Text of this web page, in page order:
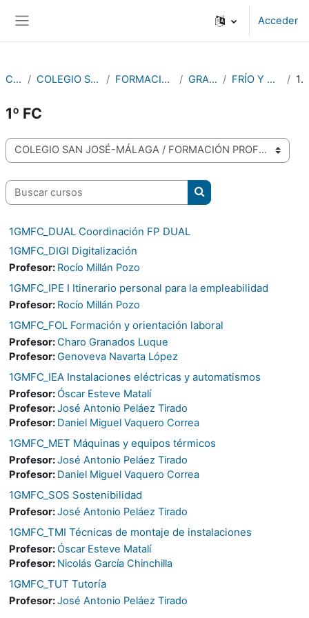
Acceder
Cursos COLEGIO SAN JOSÉ-MÁLAGA FORMACIÓN PROFESIONAL GRADO MEDIO FRÍO Y CLIMATIZACIÓN 1º FC
1º FC
Categorías
Buscar cursos
Buscar cursos
1GMFC_DUAL Coordinación FP DUAL
1GMFC_DIGI Digitalización
Profesor: Rocío Millán Pozo
1GMFC_IPE I Itinerario personal para la empleabilidad
Profesor: Rocío Millán Pozo
1GMFC_FOL Formación y orientación laboral
Profesor:Charo Granados Luque
Profesor:Genoveva Navarta López
1GMFC_IEA Instalaciones eléctricas y automatismos
Profesor:Óscar Esteve Matalí
Profesor:José Antonio Peláez Tirado
Profesor: Daniel Miguel Vaquero Correa
1GMFC_MET Máquinas y equipos térmicos
Profesor:José Antonio Peláez Tirado
Profesor: Daniel Miguel Vaquero Correa
1GMFC_SOS Sostenibilidad
Profesor:José Antonio Peláez Tirado
1GMFC_TMI Técnicas de montaje de instalaciones
Profesor:Óscar Esteve Matalí
Profesor: Nicolás García Chinchilla
1GMFC_TUT Tutoría
Profesor:José Antonio Peláez Tirado